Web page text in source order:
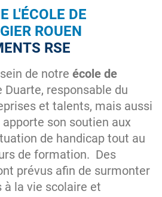
L'ÉCOLE DE
ROUEN
RSE
de notre école de
Duarte, responsable du
et talents, mais aussi
son soutien aux
de handicap tout au
de formation. Des
prévus afin de surmonter
la vie scolaire et